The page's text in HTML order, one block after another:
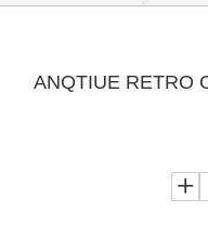
ANQTIUE RETRO